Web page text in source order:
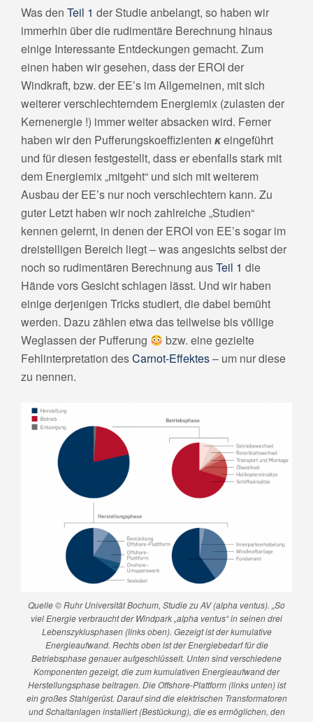
Was den Teil 1 der Studie anbelangt, so haben wir
immerhin über die rudimentäre Berechnung hinaus
einige Interessante Entdeckungen gemacht. Zum
einen haben wir gesehen, dass der EROI der
Windkraft, bzw. der EE’s im Allgemeinen, mit sich
weiterer verschlechterndem Energiemix (zulasten der
Kernenergie !) immer weiter absacken wird. Ferner
haben wir den Pufferungskoeffizienten κeingeführt
und für diesen festgestellt, dass er ebenfalls stark mit
dem Energiemix „mitgeht“ und sich mit weiterem
Ausbau der EE’s nur noch verschlechtern kann. Zu
guter Letzt haben wir noch zahlreiche „Studien“
kennen gelernt, in denen der EROI von EE’s sogar im
dreistelligen Bereich liegt – was angesichts selbst der
noch so rudimentären Berechnung ausTeil 1 die
Hände vors Gesicht schlagen lässt. Und wir haben
einige derjenigen Tricks studiert, die dabei bemüht
werden. Dazu zählen etwa das teilweise bis völlige
Weglassen der Pufferung
bzw. eine gezielte
Fehlinterpretation desCarnot-Effektes– um nur diese
zu nennen.
Quelle © Ruhr Universität Bochum, Studie zu AV (alpha ventus). „So
viel Energie verbraucht der Windpark „alpha ventus“ in seinen drei
Lebenszyklusphasen (links oben). Gezeigt ist der kumulative
Energieaufwand. Rechts oben ist der Energiebedarf für die
Betriebsphase genauer aufgeschlüsselt. Unten sind verschiedene
Komponenten gezeigt, die zum kumulativen Energieaufwand der
Herstellungsphase beitragen. Die Offshore-Plattform (links unten) ist
ein großes Stahlgerüst. Darauf sind die elektrischen Transformatoren
und Schaltanlagen installiert (Bestückung), die es ermöglichen, den